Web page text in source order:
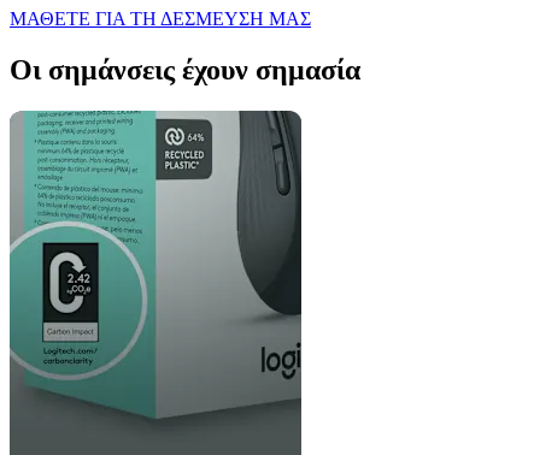
ΜΑΘΕΤΕ ΓΙΑ ΤΗ ΔΕΣΜΕΥΣΗ ΜΑΣ
Οι σημάνσεις έχουν σημασία